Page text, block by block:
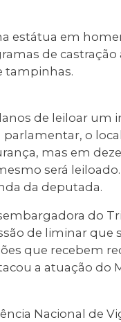
estátua em
de
tampinhas.
de leiloar um
parlamentar, o
mas em
será
da deputada.
do
de liminar que
que recebem
a atuação do
Nacional de